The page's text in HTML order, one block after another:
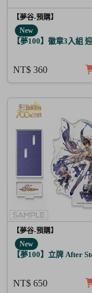
【夢谷-預購】
New
【夢100】徽章3入組
NT$ 360
【夢谷-預購】
New
【夢100】立牌 After
NT$ 650